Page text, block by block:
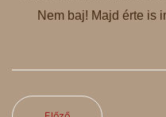
Nem baj! Majd érte is